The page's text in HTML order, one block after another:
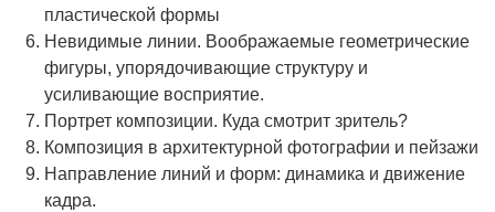
пластической формы
Невидимые линии. Воображаемые геометрические
фигуры, упорядочивающие структуру и
усиливающие восприятие.
Портрет композиции. Куда смотрит зритель?
Композиция в архитектурной фотографии и пейзажи
Направление линий и форм: динамика и движение
кадра.